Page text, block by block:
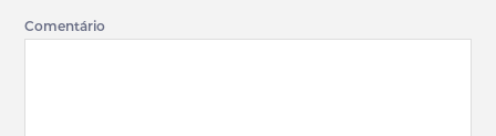
Comentário